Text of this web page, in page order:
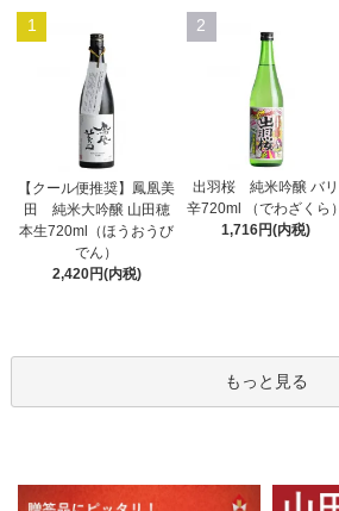
1
【クール便推奨】鳳凰美
田 純米大吟醸 山田穂
本生720ml（ほうおうび
でん）
2,420円(内税)
2
出羽桜 純米吟醸 バリ
辛720ml （でわざくら）
1,716円(内税)
もっと見る